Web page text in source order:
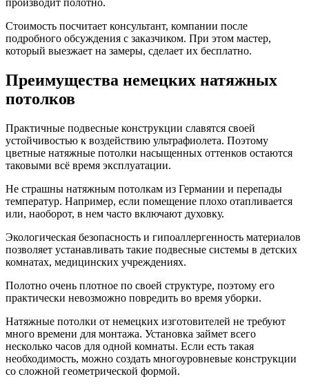
производит полотно.
Стоимость посчитает консультант, компании после
подробного обсуждения с заказчиком. При этом мастер,
который выезжает на замеры, сделает их бесплатно.
Преимущества немецких натяжных
потолков
Практичные подвесные конструкции славятся своей
устойчивостью к воздействию ультрафиолета. Поэтому
цветные натяжные потолки насыщенных оттенков остаются
таковыми всё время эксплуатации.
Не страшны натяжным потолкам из Германии и перепады
температур. Например, если помещение плохо отапливается
или, наоборот, в нем часто включают духовку.
Экологическая безопасность и гипоаллергенность материалов
позволяет устанавливать такие подвесные системы в детских
комнатах, медицинских учреждениях.
Полотно очень плотное по своей структуре, поэтому его
практически невозможно повредить во время уборки.
Натяжные потолки от немецких изготовителей не требуют
много времени для монтажа. Установка займет всего
несколько часов для одной комнаты. Если есть такая
необходимость, можно создать многоуровневые конструкции
со сложной геометрической формой.